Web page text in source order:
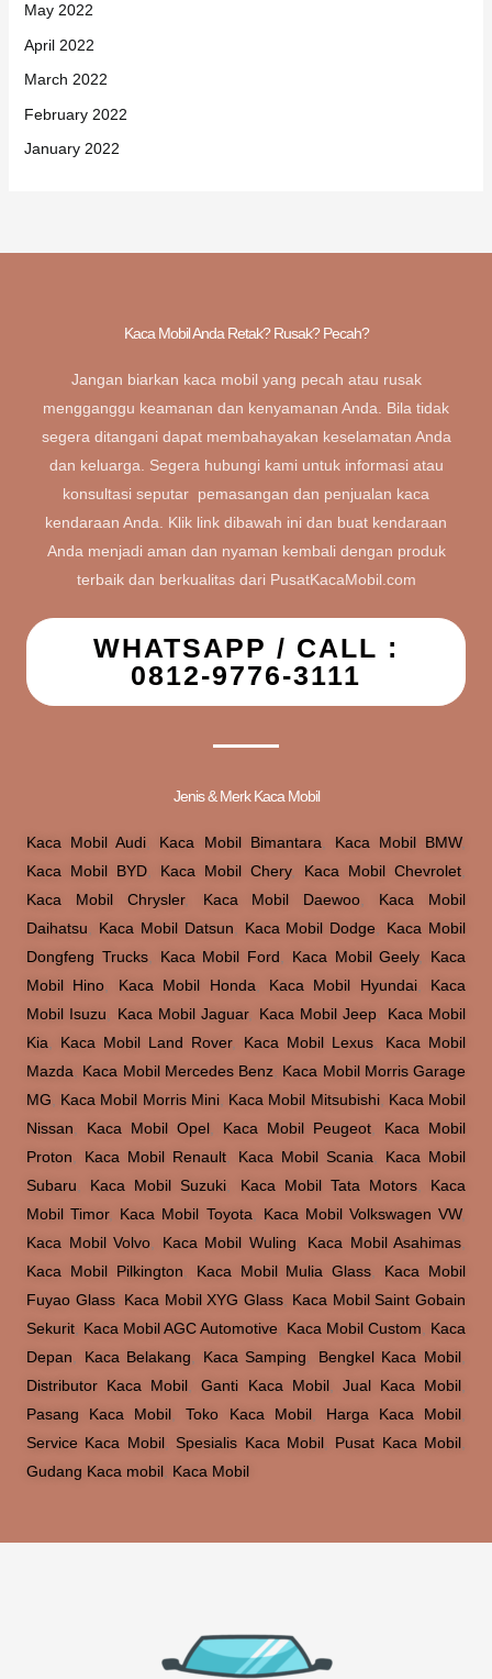
May 2022
April 2022
March 2022
February 2022
January 2022
Kaca Mobil Anda Retak? Rusak? Pecah?
Jangan biarkan kaca mobil yang pecah atau rusak
mengganggu keamanan dan kenyamanan Anda. Bila tidak
segera ditangani dapat membahayakan keselamatan Anda
dan keluarga. Segera hubungi kami untuk informasi atau
konsultasi seputar pemasangan dan penjualan kaca
kendaraan Anda. Klik link dibawah ini dan buat kendaraan
Anda menjadi aman dan nyaman kembali dengan produk
terbaik dan berkualitas dari PusatKacaMobil.com
WHATSAPP / CALL :
0812-9776-3111
Jenis & Merk Kaca Mobil
Kaca Mobil Audi, Kaca Mobil Bimantara, Kaca Mobil BMW,
Kaca Mobil BYD, Kaca Mobil Chery, Kaca Mobil Chevrolet,
Kaca Mobil Chrysler, Kaca Mobil Daewoo, Kaca Mobil
Daihatsu, Kaca Mobil Datsun, Kaca Mobil Dodge, Kaca Mobil
Dongfeng Trucks, Kaca Mobil Ford, Kaca Mobil Geely, Kaca
Mobil Hino, Kaca Mobil Honda, Kaca Mobil Hyundai, Kaca
Mobil Isuzu, Kaca Mobil Jaguar, Kaca Mobil Jeep, Kaca Mobil
Kia, Kaca Mobil Land Rover, Kaca Mobil Lexus, Kaca Mobil
Mazda, Kaca Mobil Mercedes Benz, Kaca Mobil Morris Garage
MG, Kaca Mobil Morris Mini, Kaca Mobil Mitsubishi, Kaca Mobil
Nissan, Kaca Mobil Opel, Kaca Mobil Peugeot, Kaca Mobil
Proton, Kaca Mobil Renault, Kaca Mobil Scania, Kaca Mobil
Subaru, Kaca Mobil Suzuki, Kaca Mobil Tata Motors, Kaca
Mobil Timor, Kaca Mobil Toyota, Kaca Mobil Volkswagen VW,
Kaca Mobil Volvo, Kaca Mobil Wuling, Kaca Mobil Asahimas,
Kaca Mobil Pilkington, Kaca Mobil Mulia Glass, Kaca Mobil
Fuyao Glass, Kaca Mobil XYG Glass, Kaca Mobil Saint Gobain
Sekurit, Kaca Mobil AGC Automotive, Kaca Mobil Custom, Kaca
Depan, Kaca Belakang, Kaca Samping, Bengkel Kaca Mobil,
Distributor Kaca Mobil,Ganti Kaca Mobil, Jual Kaca Mobil,
Pasang Kaca Mobil,Toko Kaca Mobil, Harga Kaca Mobil,
Service Kaca Mobil, Spesialis Kaca Mobil, Pusat Kaca Mobil,
Gudang Kaca mobil, Kaca Mobil